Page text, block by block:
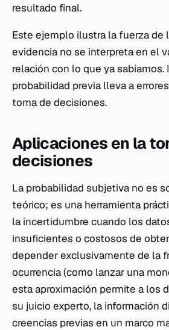
resultado final.
Este ejemplo ilustra la fuerza de
evidencia no se interpreta en el
relación con lo que ya sabíamos.
probabilidad previa lleva a
toma de decisiones.
Aplicaciones en la
decisiones
La probabilidad subjetiva no es
teórico; es una herramienta
la incertidumbre cuando los
insuficientes o costosos de
depender exclusivamente de la
ocurrencia (como lanzar una
esta aproximación permite a los
su juicio experto, la información
creencias previas en un marco